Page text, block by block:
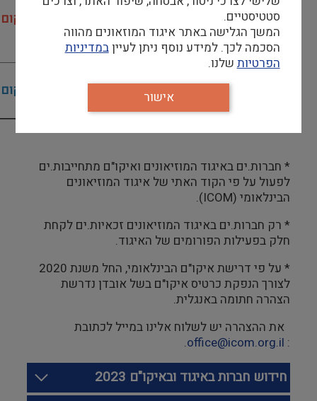
תעריף
א.
ותיקים.ות
240
* חברות.ים באיגוד המוזיאונים ואיקו"ם מתחייבות.ים
לפעול על פי הקוד האתי של איגוד המוזיאונים
הבינלאומי (ICOM).
* רק חברות.ים באיגוד המוזיאונים זכאיות.ים לקחת
חלק בפעילות הפורומים של האיגוד.
* על פי דרישת איקו"ם הבינלאומי, החל משנת 2020
לצורך הנפקת כרטיס איקו"ם בשל אובדן נדרשת
הצהרה חתומה באנגלית.
את ההצהרה יש לשלוח אלינו במייל לכתובת
:
office@icom.org.il
.
חידוש חברות באיגוד ובאיקו"ם 2023
סטטיסטיים.
המשך הגלישה באתר איגוד המוזאונים מהווה
הסכמה לכך. למידע נוסף ניתן לעייןבמדיניות
הפרטיותשלנו.
אישור